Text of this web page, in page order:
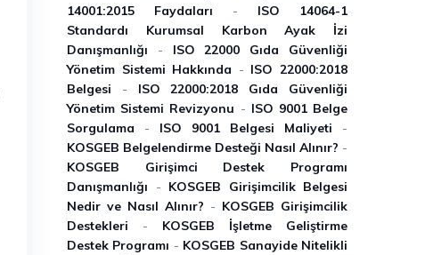
14001:2015 Faydaları - ISO 14064-1
Standardı Kurumsal Karbon Ayak İzi
Danışmanlığı - ISO 22000 Gıda Güvenliği
Yönetim Sistemi Hakkında - ISO 22000:2018
Belgesi - ISO 22000:2018 Gıda Güvenliği
Yönetim Sistemi Revizyonu - ISO 9001 Belge
Sorgulama - ISO 9001 Belgesi Maliyeti -
KOSGEB Belgelendirme Desteği Nasıl Alınır? -
KOSGEB Girişimci Destek Programı
Danışmanlığı - KOSGEB Girişimcilik Belgesi
Nedir ve Nasıl Alınır? - KOSGEB Girişimcilik
Destekleri - KOSGEB İşletme Geliştirme
Destek Programı - KOSGEB Sanayide Nitelikli